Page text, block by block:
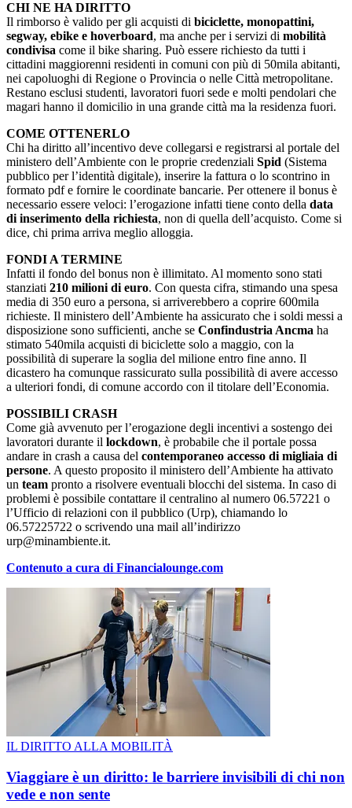
CHI NE HA DIRITTO
Il rimborso è valido per gli acquisti di biciclette, monopattini,
segway, ebike e hoverboard, ma anche per i servizi di mobilità
condivisa come il bike sharing. Può essere richiesto da tutti i
cittadini maggiorenni residenti in comuni con più di 50mila abitanti,
nei capoluoghi di Regione o Provincia o nelle Città metropolitane.
Restano esclusi studenti, lavoratori fuori sede e molti pendolari che
magari hanno il domicilio in una grande città ma la residenza fuori.
COME OTTENERLO
Chi ha diritto all’incentivo deve collegarsi e registrarsi al portale del
ministero dell’Ambiente con le proprie credenziali Spid (Sistema
pubblico per l’identità digitale), inserire la fattura o lo scontrino in
formato pdf e fornire le coordinate bancarie. Per ottenere il bonus è
necessario essere veloci: l’erogazione infatti tiene conto della data
di inserimento della richiesta, non di quella dell’acquisto. Come si
dice, chi prima arriva meglio alloggia.
FONDI A TERMINE
Infatti il fondo del bonus non è illimitato. Al momento sono stati
stanziati 210 milioni di euro. Con questa cifra, stimando una spesa
media di 350 euro a persona, si arriverebbero a coprire 600mila
richieste. Il ministero dell’Ambiente ha assicurato che i soldi messi a
disposizione sono sufficienti, anche se Confindustria Ancma ha
stimato 540mila acquisti di biciclette solo a maggio, con la
possibilità di superare la soglia del milione entro fine anno. Il
dicastero ha comunque rassicurato sulla possibilità di avere accesso
a ulteriori fondi, di comune accordo con il titolare dell’Economia.
POSSIBILI CRASH
Come già avvenuto per l’erogazione degli incentivi a sostengo dei
lavoratori durante il lockdown, è probabile che il portale possa
andare in crash a causa del contemporaneo accesso di migliaia di
persone. A questo proposito il ministero dell’Ambiente ha attivato
un team pronto a risolvere eventuali blocchi del sistema. In caso di
problemi è possibile contattare il centralino al numero 06.57221 o
l’Ufficio di relazioni con il pubblico (Urp), chiamando lo
06.57225722 o scrivendo una mail all’indirizzo
urp@minambiente.it.
Contenuto a cura di Financialounge.com
IL DIRITTO ALLA MOBILITÀ
Viaggiare è un diritto: le barriere invisibili di chi non
vede e non sente